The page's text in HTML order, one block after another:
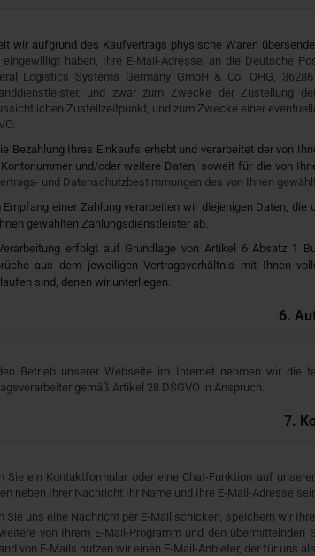
wir aufgrund des Kaufvertrags physische Waren
eingewilligt haben, Ihre E-Mail-Adresse, an die Deutsche
Logistics Systems Germany GmbH & Co. OHG,
und zwar zum Zwecke der Zustellung
Zustellzeitpunkt, und zum Zwecke einer
Bezahlung Ihres Einkaufs erhebt und verarbeitet der von
und/oder weitere Daten, soweit für die von
und Datenschutzbestimmungen des von Ihnen
Empfang einer Zahlung verarbeiten wir diejenigen Daten,
gewählten Zahlungsdienstleister ab.
erfolgt auf Grundlage von Artikel 6 Absatz 1
aus dem jeweiligen Vertragsverhältnis mit Ihnen
sind, denen wir unterliegen.
6.
Betrieb unserer Webseite im Internet nehmen wir die
gemäß Artikel 28 DSGVO in Anspruch.
7.
Sie ein Kontaktformular oder eine Chat-Funktion auf
neben Ihrer Nachricht Ihr Name und Ihre E-Mail-Adresse
Sie uns eine Nachricht per E-Mail schicken, speichern wir
von Ihrem E-Mail-Programm und den
von E-Mails nutzen wir einen E-Mail-Anbieter, der für uns